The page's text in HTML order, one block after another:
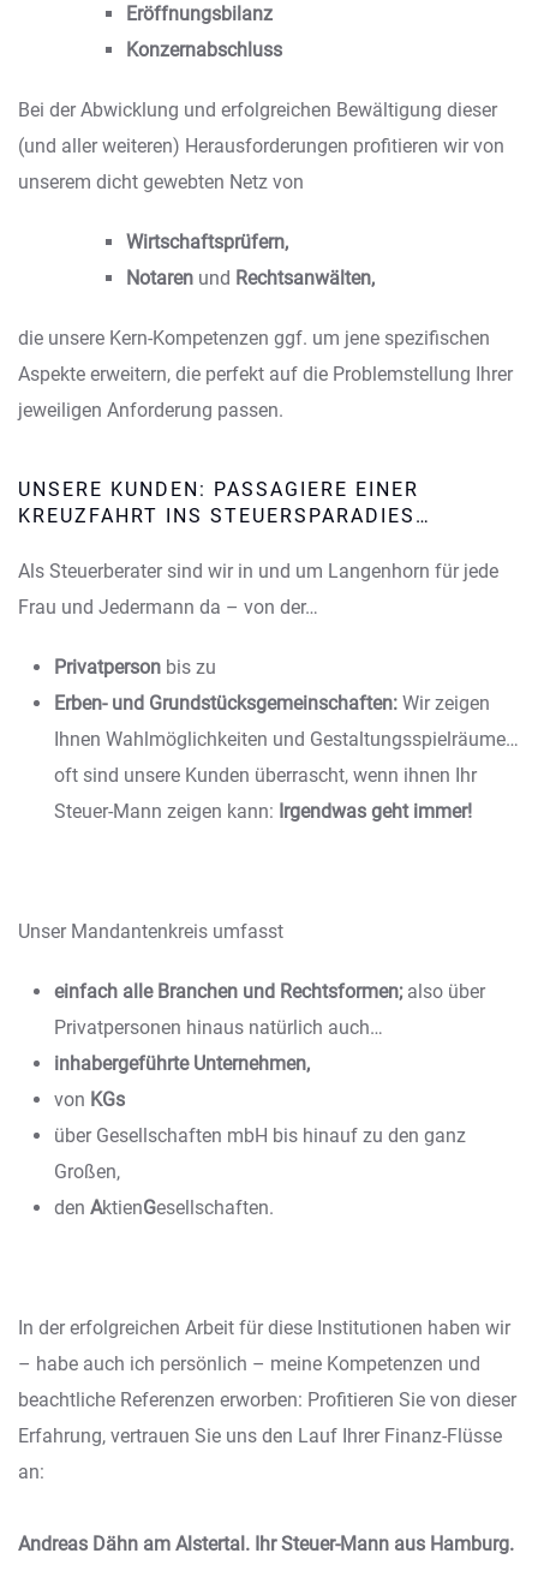
Eröffnungsbilanz
Konzernabschluss
Bei der Abwicklung und erfolgreichen Bewältigung dieser
(und aller weiteren) Herausforderungen profitieren wir von
unserem dicht gewebten Netz von
Wirtschaftsprüfern,
Notaren und Rechtsanwälten,
die unsere Kern-Kompetenzen ggf. um jene spezifischen
Aspekte erweitern, die perfekt auf die Problemstellung Ihrer
jeweiligen Anforderung passen.
UNSERE KUNDEN: PASSAGIERE EINER
KREUZFAHRT INS STEUERSPARADIES…
Als Steuerberater sind wir in und um Langenhorn für jede
Frau und Jedermann da – von der…
Privatperson bis zu
Erben- und Grundstücksgemeinschaften: Wir zeigen
Ihnen Wahlmöglichkeiten und Gestaltungsspielräume…
oft sind unsere Kunden überrascht, wenn ihnen Ihr
Steuer-Mann zeigen kann: Irgendwas geht immer!
Unser Mandantenkreis umfasst
einfach alle Branchen und Rechtsformen;also über
Privatpersonen hinaus natürlich auch…
inhabergeführte Unternehmen,
von KGs
über Gesellschaften mbH bis hinauf zu den ganz
Großen,
den AktienGesellschaften.
In der erfolgreichen Arbeit für diese Institutionen haben wir
– habe auch ich persönlich – meine Kompetenzen und
beachtliche Referenzen erworben: Profitieren Sie von dieser
Erfahrung, vertrauen Sie uns den Lauf Ihrer Finanz-Flüsse
an:
Andreas Dähn am Alstertal. Ihr Steuer-Mann aus Hamburg.